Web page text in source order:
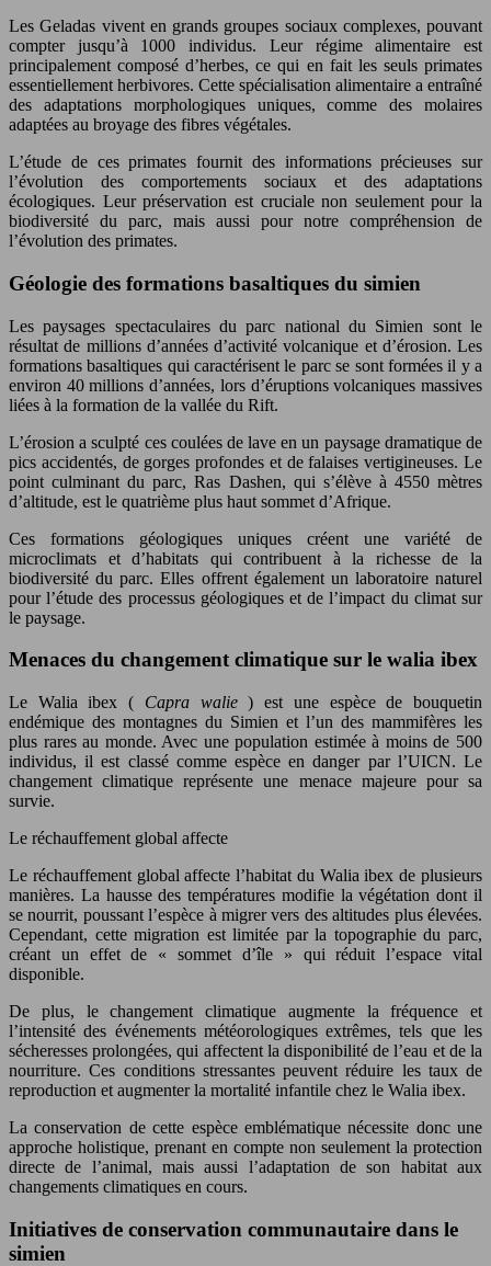
Les Geladas vivent en grands groupes sociaux complexes, pouvant
compter jusqu’à 1000 individus. Leur régime alimentaire est
principalement composé d’herbes, ce qui en fait les seuls primates
essentiellement herbivores. Cette spécialisation alimentaire a entraîné
des adaptations morphologiques uniques, comme des molaires
adaptées au broyage des fibres végétales.
L’étude de ces primates fournit des informations précieuses sur
l’évolution des comportements sociaux et des adaptations
écologiques. Leur préservation est cruciale non seulement pour la
biodiversité du parc, mais aussi pour notre compréhension de
l’évolution des primates.
Géologie des formations basaltiques du simien
Les paysages spectaculaires du parc national du Simien sont le
résultat de millions d’années d’activité volcanique et d’érosion. Les
formations basaltiques qui caractérisent le parc se sont formées il y a
environ 40 millions d’années, lors d’éruptions volcaniques massives
liées à la formation de la vallée du Rift.
L’érosion a sculpté ces coulées de lave en un paysage dramatique de
pics accidentés, de gorges profondes et de falaises vertigineuses. Le
point culminant du parc, Ras Dashen, qui s’élève à 4550 mètres
d’altitude, est le quatrième plus haut sommet d’Afrique.
Ces formations géologiques uniques créent une variété de
microclimats et d’habitats qui contribuent à la richesse de la
biodiversité du parc. Elles offrent également un laboratoire naturel
pour l’étude des processus géologiques et de l’impact du climat sur
le paysage.
Menaces du changement climatique sur le walia ibex
Le Walia ibex ( Capra walie) est une espèce de bouquetin
endémique des montagnes du Simien et l’un des mammifères les
plus rares au monde. Avec une population estimée à moins de 500
individus, il est classé comme espèce en danger par l’UICN. Le
changement climatique représente une menace majeure pour sa
survie.
Le réchauffement global affecte
Le réchauffement global affecte l’habitat du Walia ibex de plusieurs
manières. La hausse des températures modifie la végétation dont il
se nourrit, poussant l’espèce à migrer vers des altitudes plus élevées.
Cependant, cette migration est limitée par la topographie du parc,
créant un effet de « sommet d’île » qui réduit l’espace vital
disponible.
De plus, le changement climatique augmente la fréquence et
l’intensité des événements météorologiques extrêmes, tels que les
sécheresses prolongées, qui affectent la disponibilité de l’eau et de la
nourriture. Ces conditions stressantes peuvent réduire les taux de
reproduction et augmenter la mortalité infantile chez le Walia ibex.
La conservation de cette espèce emblématique nécessite donc une
approche holistique, prenant en compte non seulement la protection
directe de l’animal, mais aussi l’adaptation de son habitat aux
changements climatiques en cours.
Initiatives de conservation communautaire dans le
simien